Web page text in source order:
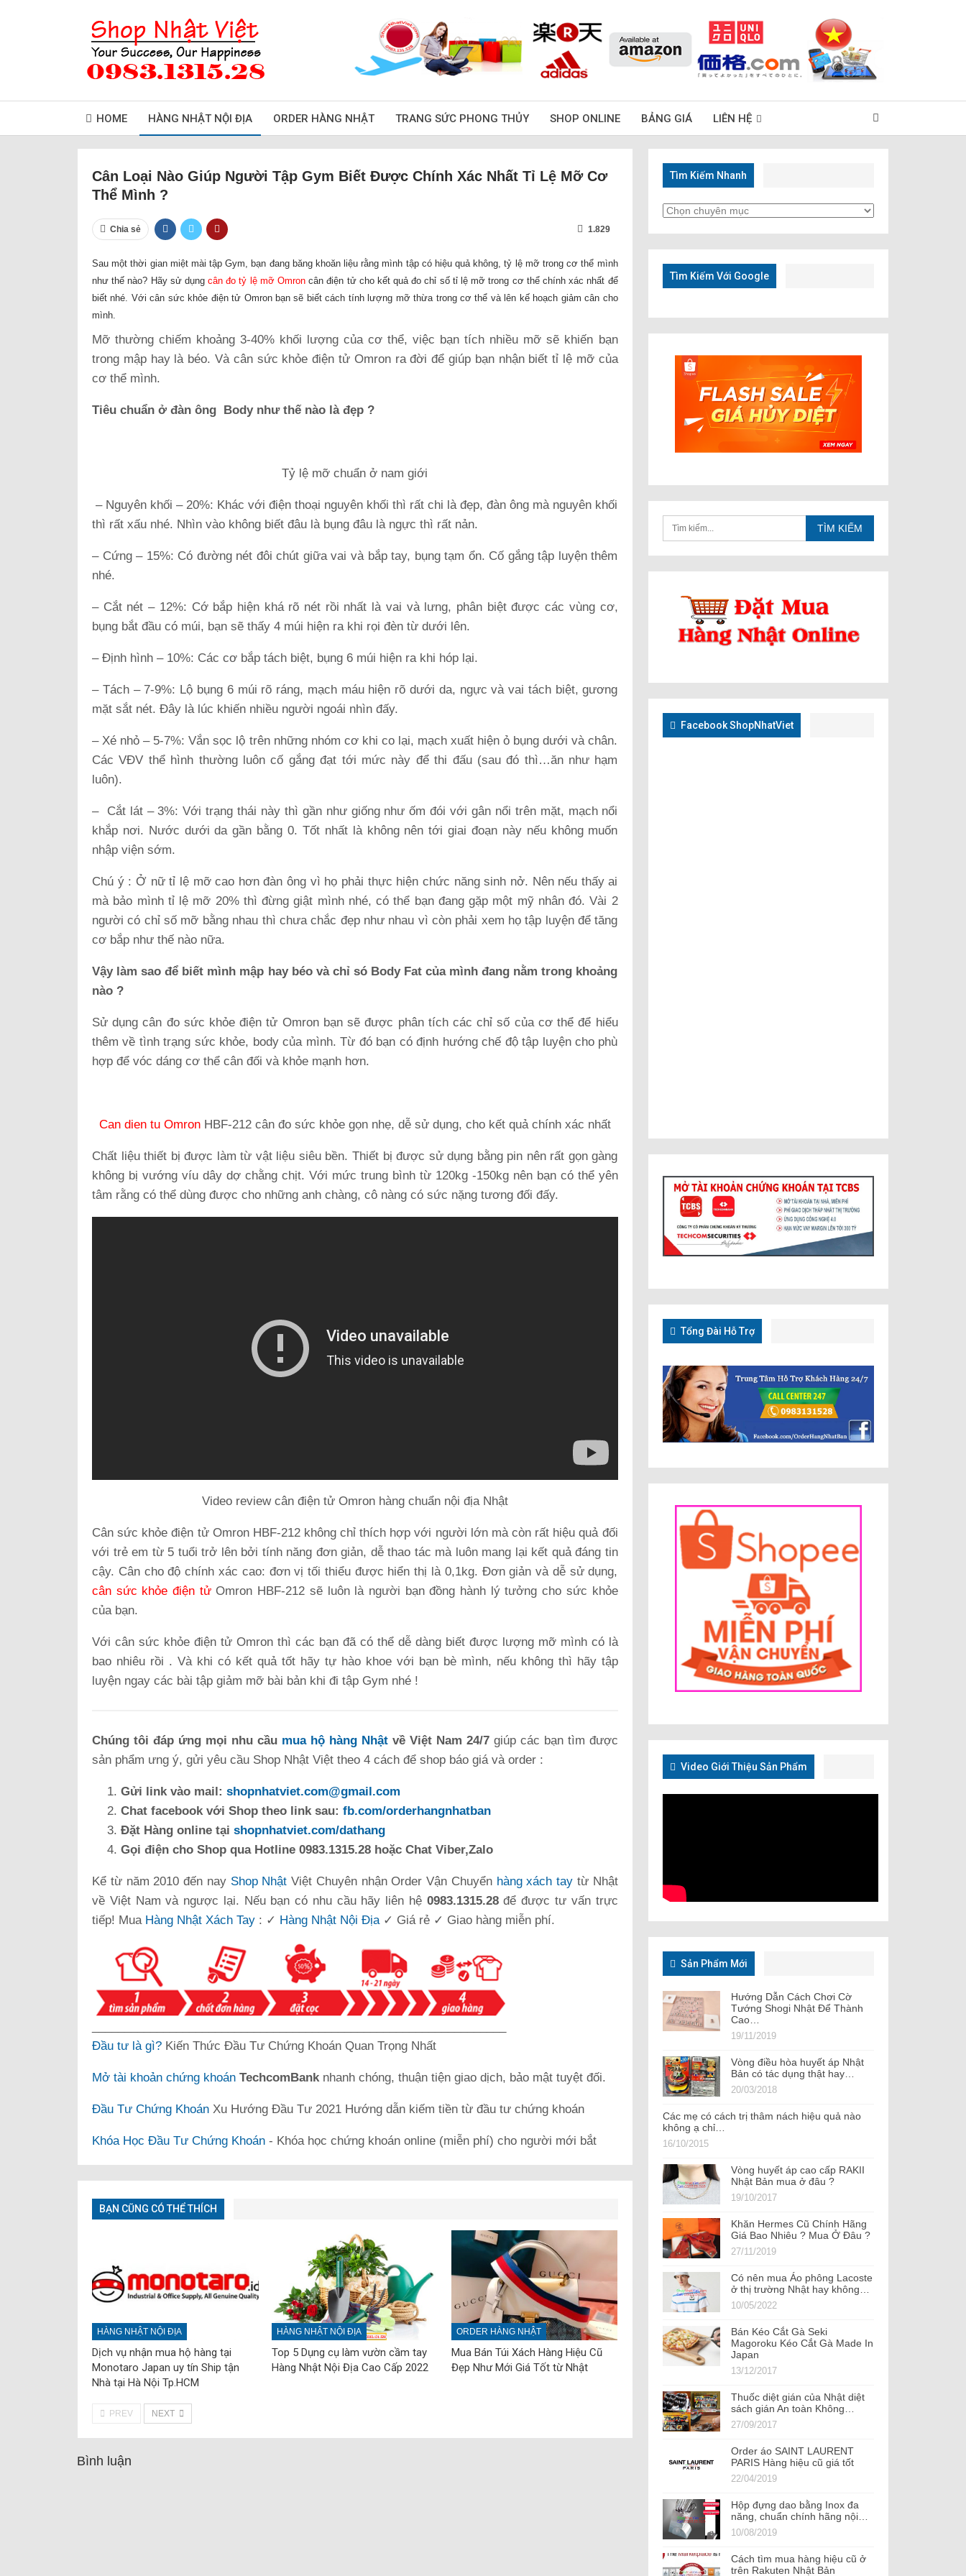
HOME HÀNG NHẬT NỘI ĐỊA ORDER HÀNG NHẬT TRANG SỨC PHONG THỦY SHOP ONLINE BẢNG GIÁ LIÊN HỆ
Cân Loại Nào Giúp Người Tập Gym Biết Được Chính Xác Nhất Tỉ Lệ Mỡ Cơ
Thể Mình ?
Chia sẻ 1.829
Sau một thời gian miệt mài tập Gym, bạn đang băng khoăn liệu rằng mình tập có hiệu quả không, tỷ lệ mỡ trong cơ thể mình
như thế nào? Hãy sử dụngcân đo tỷ lệ mỡ Omron cân điện tử cho kết quả đo chỉ số tỉ lệ mỡ trong cơ thể chính xác nhất để
biết nhé. Với cân sức khỏe điện tử Omron bạn sẽ biết cách tính lượng mỡ thừa trong cơ thể và lên kế hoạch giảm cân cho
mình.
Mỡ thường chiếm khoảng 3-40% khối lượng của cơ thể, việc bạn tích nhiều mỡ sẽ khiến bạn
trong mập hay là béo. Và cân sức khỏe điện tử Omron ra đời để giúp bạn nhận biết tỉ lệ mỡ của
cơ thể mình.
Tiêu chuẩn ở đàn ông Body như thế nào là đẹp ?
Tỷ lệ mỡ chuẩn ở nam giới
– Nguyên khối – 20%: Khác với điện thoại nguyên khối thì rất chi là đẹp, đàn ông mà nguyên khối
thì rất xấu nhé. Nhìn vào không biết đâu là bụng đâu là ngực thì rất nản.
– Cứng – 15%: Có đường nét đôi chút giữa vai và bắp tay, bụng tạm ổn. Cố gắng tập luyện thêm
nhé.
– Cắt nét – 12%: Cớ bắp hiện khá rõ nét rồi nhất là vai và lưng, phân biệt được các vùng cơ,
bụng bắt đầu có múi, bạn sẽ thấy 4 múi hiện ra khi rọi đèn từ dưới lên.
– Định hình – 10%: Các cơ bắp tách biệt, bụng 6 múi hiện ra khi hóp lại.
– Tách – 7-9%: Lộ bụng 6 múi rõ ráng, mạch máu hiện rõ dưới da, ngực và vai tách biệt, gương
mặt sắt nét. Đây là lúc khiến nhiều người ngoái nhìn đấy.
– Xé nhỏ – 5-7%: Vắn sọc lộ trên những nhóm cơ khi co lại, mạch xuất hiện ỏ bụng dưới và chân.
Các VĐV thể hình thường luôn cố gắng đạt tới mức này để thi đấu (sau đó thì…ăn như hạm
luôn).
– Cắt lát – 3%: Với trạng thái này thì gần như giống như ốm đói với gân nổi trên mặt, mạch nổi
khắp nơi. Nước dưới da gần bằng 0. Tốt nhất là không nên tới giai đoạn này nếu không muốn
nhập viện sớm.
Chú ý : Ở nữ tỉ lệ mỡ cao hơn đàn ông vì họ phải thực hiện chức năng sinh nở. Nên nếu thấy ai
mà bảo mình tỉ lệ mỡ 20% thì đừng giật mình nhé, có thể bạn đang gặp một mỹ nhân đó. Vài 2
người có chỉ số mỡ bằng nhau thì chưa chắc đẹp như nhau vì còn phải xem họ tập luyện để tăng
cơ bắp như thế nào nữa.
Vậy làm sao để biết mình mập hay béo và chỉ só Body Fat của mình đang nằm trong khoảng
nào ?
Sử dụng cân đo sức khỏe điện tử Omron bạn sẽ được phân tích các chỉ số của cơ thể để hiểu
thêm về tình trạng sức khỏe, body của mình. Từ đó bạn có định hướng chế độ tập luyện cho phù
hợp để vóc dáng cơ thể cân đối và khỏe mạnh hơn.
Can dien tu OmronHBF-212 cân đo sức khỏe gọn nhẹ, dễ sử dụng, cho kết quả chính xác nhất
Chất liệu thiết bị được làm từ vật liệu siêu bền. Thiết bị được sử dụng bằng pin nên rất gọn gàng
không bị vướng víu dây dợ chằng chịt. Với mức trung bình từ 120kg -150kg nên bạn có thể yên
tâm rằng có thể dùng được cho những anh chàng, cô nàng có sức nặng tương đối đấy.
Video review cân điện tử Omron hàng chuẩn nội địa Nhật
Cân sức khỏe điện tử Omron HBF-212 không chỉ thích hợp với người lớn mà còn rất hiệu quả đối
với trẻ em từ 5 tuổi trở lên bởi tính năng đơn giản, dễ thao tác mà luôn mang lại kết quả đáng tin
cậy. Cân cho độ chính xác cao: đơn vị tối thiểu được hiển thị là 0,1kg. Đơn giản và dễ sử dụng,
cân sức khỏe điện tửOmron HBF-212 sẽ luôn là người bạn đồng hành lý tưởng cho sức khỏe
của bạn.
Với cân sức khỏe điện tử Omron thì các bạn đã có thể dễ dàng biết được lượng mỡ mình có là
bao nhiêu rồi . Và khi có kết quả tốt hãy tự hào khoe với bạn bè mình, nếu không thì hãy tập
luyện ngay các bài tập giảm mỡ bài bản khi đi tập Gym nhé !
Chúng tôi đáp ứng mọi nhu cầu mua hộ hàng Nhậtvề Việt Nam 24/7giúp các bạn tìm được
sản phẩm ưng ý, gửi yêu cầu Shop Nhật Việt theo 4 cách để shop báo giá và order :
Gửi link vào mail: shopnhatviet.com@gmail.com
Chat facebook với Shop theo link sau: fb.com/orderhangnhatban
Đặt Hàng online tại shopnhatviet.com/dathang
Gọi điện cho Shop qua Hotline 0983.1315.28 hoặc Chat Viber,Zalo
Kể từ năm 2010 đến nay Shop Nhật Việt Chuyên nhận Order Vận Chuyển hàng xách tay từ Nhật
về Việt Nam và ngược lại. Nếu bạn có nhu cầu hãy liên hệ 0983.1315.28để được tư vấn trực
tiếp! Mua Hàng Nhật Xách Tay : ✓ Hàng Nhật Nội Địa✓ Giá rẻ ✓ Giao hàng miễn phí.
Đầu tư là gì? Kiến Thức Đầu Tư Chứng Khoán Quan Trọng Nhất
Mở tài khoản chứng khoán TechcomBank nhanh chóng, thuận tiện giao dịch, bảo mật tuyệt đối.
Đầu Tư Chứng Khoán Xu Hướng Đầu Tư 2021 Hướng dẫn kiếm tiền từ đầu tư chứng khoán
Khóa Học Đầu Tư Chứng Khoán - Khóa học chứng khoán online (miễn phí) cho người mới bắt
BẠN CŨNG CÓ THỂ THÍCH
HÀNG NHẬT NỘI ĐỊA
Dịch vụ nhận mua hộ hàng tại
Monotaro Japan uy tín Ship tận
Nhà tại Hà Nội Tp.HCM
HÀNG NHẬT NỘI ĐỊA
Top 5 Dụng cụ làm vườn cầm tay
Hàng Nhật Nội Địa Cao Cấp 2022
ORDER HÀNG NHẬT
Mua Bán Túi Xách Hàng Hiệu Cũ
Đẹp Như Mới Giá Tốt từ Nhật
PREV NEXT
Bình luận
Tìm Kiếm Nhanh
Tìm
Tìm Kiếm Với Google
Facebook ShopNhatViet
Tổng Đài Hỗ Trợ
Video Giới Thiệu Sản Phẩm
Sản Phẩm Mới
Hướng Dẫn Cách Chơi Cờ
Tướng Shogi Nhật Để Thành
Cao…
19/11/2019
Vòng điều hòa huyết áp Nhật
Bản có tác dụng thật hay…
20/03/2018
Các mẹ có cách trị thâm nách hiệu quả nào
không ạ chỉ…
16/10/2015
Vòng huyết áp cao cấp RAKII
Nhật Bản mua ở đâu ?
19/10/2017
Khăn Hermes Cũ Chính Hãng
Giá Bao Nhiêu ? Mua Ở Đâu ?
27/11/2019
Có nên mua Áo phông Lacoste
ở thị trường Nhật hay không…
10/05/2022
Bán Kéo Cắt Gà Seki
Magoroku Kéo Cắt Gà Made In
Japan
13/12/2017
Thuốc diệt gián của Nhật diệt
sách gián An toàn Không…
27/09/2017
Order áo SAINT LAURENT
PARIS Hàng hiệu cũ giá tốt
22/04/2019
Hộp đựng dao bằng Inox đa
năng, chuẩn chính hãng nội…
10/08/2019
Cách tìm mua hàng hiệu cũ ở
trên Rakuten Nhật Bản